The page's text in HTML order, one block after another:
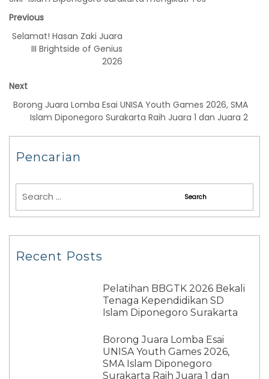
Previous
Selamat! Hasan Zaki Juara
III Brightside of Genius
2026
Next
Borong Juara Lomba Esai UNISA Youth Games 2026, SMA
Islam Diponegoro Surakarta Raih Juara 1 dan Juara 2
Pencarian
Recent Posts
Pelatihan BBGTK 2026 Bekali
Tenaga Kependidikan SD
Islam Diponegoro Surakarta
Borong Juara Lomba Esai
UNISA Youth Games 2026,
SMA Islam Diponegoro
Surakarta Raih Juara 1 dan